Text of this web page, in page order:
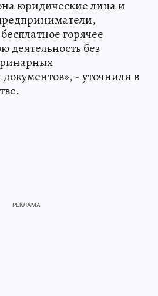
юридические лица и
горячее
деятельность без
- уточнили в